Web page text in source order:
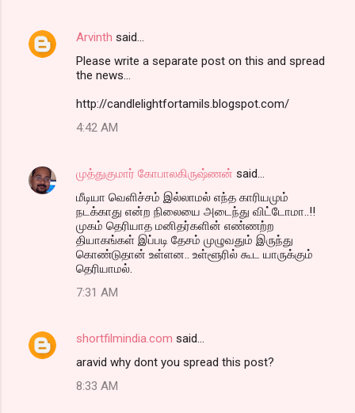
Arvinth said…
Please write a separate post on this and spread
the news...
http://candlelightfortamils.blogspot.com/
4:42 AM
முத்துகுமார் கோபாலகிருஷ்ணன் said…
மீடியா வெளிச்சம் இல்லாமல் எந்த காரியமும்
நடக்காது என்ற நிலையை அடைந்து விட்டோமா..!!
முகம் தெரியாத மனிதர்களின் எண்ணற்ற
தியாகங்கள் இப்படி தேசம் முழுவதும் இருந்து
கொண்டுதான் உள்ளன.. உள்ளூரில் கூட யாருக்கும்
தெரியாமல்.
7:31 AM
shortfilmindia.com said…
aravid why dont you spread this post?
8:33 AM